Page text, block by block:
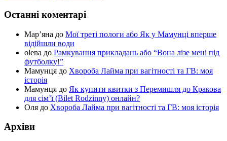
Останні коментарі
Мар’яна до Мої треті пологи або Як у Мамунці вперше
відійшли води
olena до Рамкування прикладань або “Вона лізе мені під
футболку!”
Мамунця до Хвороба Лайма при вагітності та ГВ: моя
історія
Мамунця до Як купити квитки з Перемишля до Кракова
для сім’ї (Bilet Rodzinny) онлайн?
Оля до Хвороба Лайма при вагітності та ГВ: моя історія
Архіви